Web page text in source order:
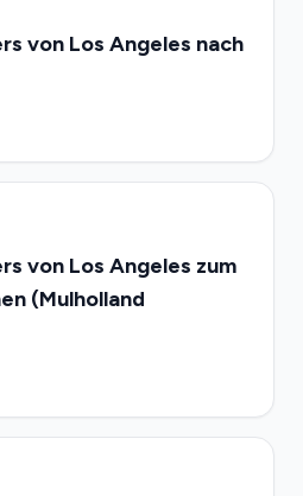
von Los Angeles nach
von Los Angeles zum
(Mulholland